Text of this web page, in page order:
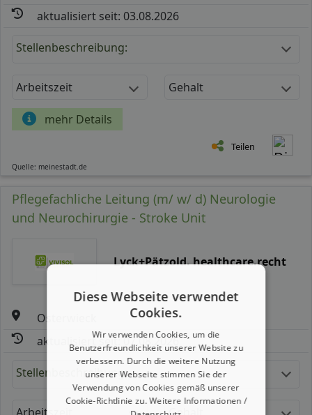
aktualisiert seit: 03.08.2026
Stellenbeschreibung:
Arbeitszeit Gehalt
mehr Details
Teilen
Quelle: meinestadt.de
Pflegefachliche Leitung (m/ w/ d) Neurologie
und Neurochirurgie - Stroke Unit
Lyck+Pätzold. healthcare.recht
Osterwieck
aktualisiert seit: 07.08.2026
Stellenbeschreibung:
Diese Webseite verwendet
Cookies.
Wir verwenden Cookies, um die
Benutzerfreundlichkeit unserer Website zu
verbessern. Durch die weitere Nutzung
unserer Webseite stimmen Sie der
Verwendung von Cookies gemäß unserer
Cookie-Richtlinie zu.Weitere Informationen /